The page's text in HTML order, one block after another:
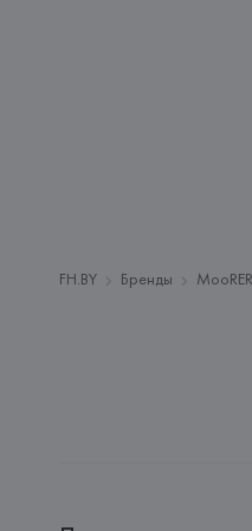
FH.BY Бренды MooRER